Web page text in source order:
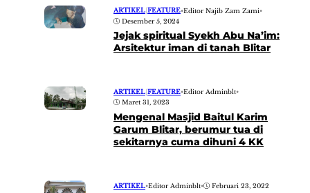
ARTIKEL|FEATURE•Editor Najib Zam Zami•
Desember 5, 2024
Jejak spiritual Syekh Abu Na’im:
Arsitektur iman di tanah Blitar
ARTIKEL|FEATURE•Editor Adminblt•
Maret 31, 2023
Mengenal Masjid Baitul Karim
Garum Blitar, berumur tua di
sekitarnya cuma dihuni 4 KK
ARTIKEL•Editor Adminblt• Februari 23, 2022